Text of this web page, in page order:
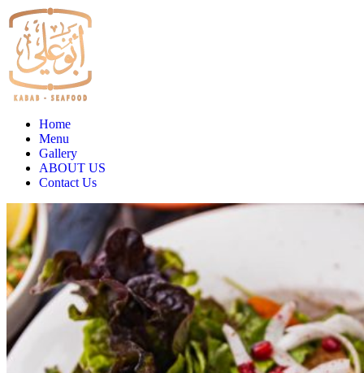
Home
Menu
Gallery
ABOUT US
Contact Us